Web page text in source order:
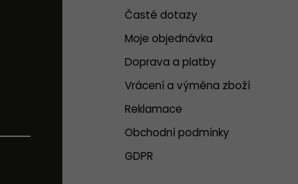
Časté dotazy
Moje objednávka
Doprava a platby
Vrácení a výměna zboží
Reklamace
Obchodní podmínky
GDPR